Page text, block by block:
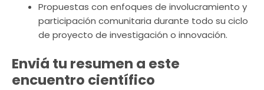
Propuestas con enfoques de involucramiento y
participación comunitaria durante todo su ciclo
de proyecto de investigación o innovación.
Enviá tu resumen a este
encuentro científico